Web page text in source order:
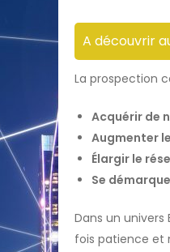
A découvrir
La prospection
Acquérir de
Augmenter
Élargir le
Se
Dans un
fois patience et